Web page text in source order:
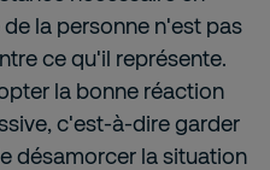
la personne n'est pas
ce qu'il représente.
la bonne réaction
c'est-à-dire garder
désamorcer la situation